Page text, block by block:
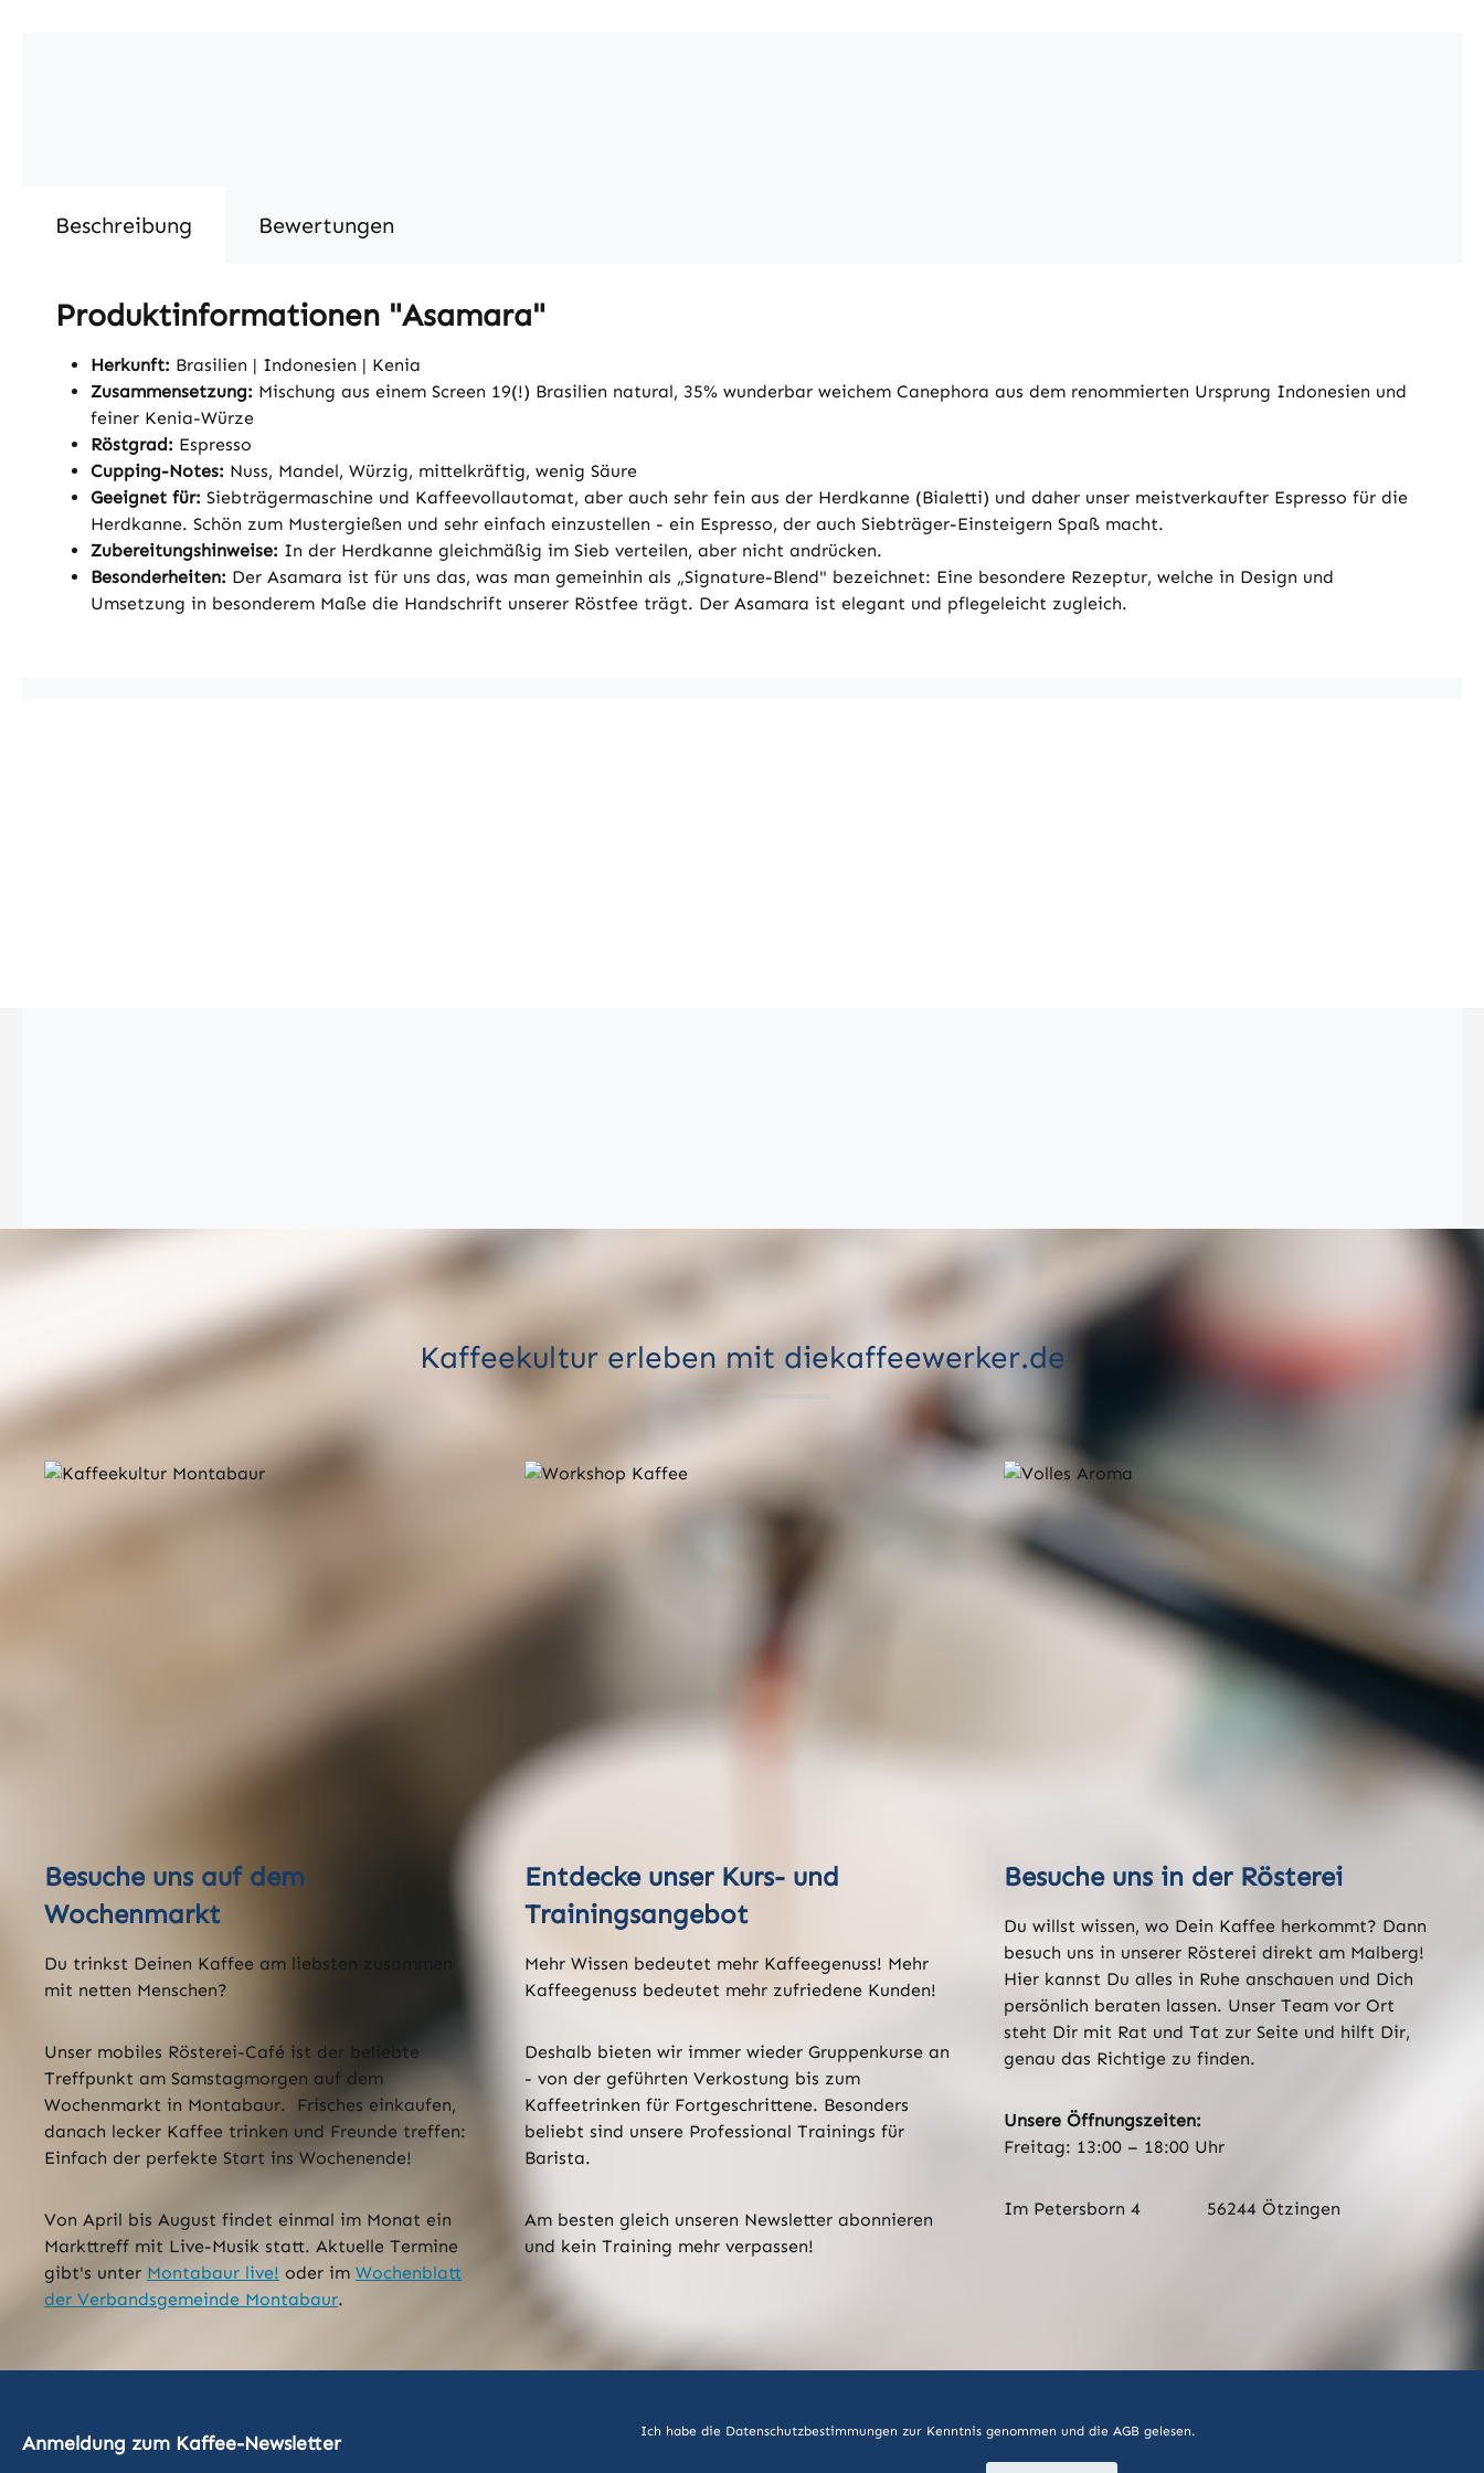
Beschreibung Bewertungen
Produktinformationen "Asamara"
Herkunft: Brasilien | Indonesien | Kenia
Zusammensetzung: Mischung aus einem Screen 19(!) Brasilien natural, 35% wunderbar weichem Canephora aus dem renommierten Ursprung Indonesien und
feiner Kenia-Würze
Röstgrad: Espresso
Cupping-Notes: Nuss, Mandel, Würzig, mittelkräftig, wenig Säure
Geeignet für: Siebträgermaschine und Kaffeevollautomat, aber auch sehr fein aus der Herdkanne (Bialetti) und daher unser meistverkaufter Espresso für die
Herdkanne. Schön zum Mustergießen und sehr einfach einzustellen - ein Espresso, der auch Siebträger-Einsteigern Spaß macht.
Zubereitungshinweise: In der Herdkanne gleichmäßig im Sieb verteilen, aber nicht andrücken.
Besonderheiten: Der Asamara ist für uns das, was man gemeinhin als „Signature-Blend" bezeichnet: Eine besondere Rezeptur, welche in Design und
Umsetzung in besonderem Maße die Handschrift unserer Röstfee trägt. Der Asamara ist elegant und pflegeleicht zugleich.
Kaffeekultur erleben mit diekaffeewerker.de
Besuche uns auf dem
Wochenmarkt
Du trinkst Deinen Kaffee am liebsten zusammen
mit netten Menschen?
Unser mobiles Rösterei-Café ist der beliebte
Treffpunkt am Samstagmorgen auf dem
Wochenmarkt in Montabaur. Frisches einkaufen,
danach lecker Kaffee trinken und Freunde treffen:
Einfach der perfekte Start ins Wochenende!
Von April bis August findet einmal im Monat ein
Markttreff mit Live-Musik statt. Aktuelle Termine
gibt's unter Montabaur live! oder im Wochenblatt
der Verbandsgemeinde Montabaur.
Entdecke unser Kurs- und
Trainingsangebot
Mehr Wissen bedeutet mehr Kaffeegenuss! Mehr
Kaffeegenuss bedeutet mehr zufriedene Kunden!
Deshalb bieten wir immer wieder Gruppenkurse an
- von der geführten Verkostung bis zum
Kaffeetrinken für Fortgeschrittene. Besonders
beliebt sind unsere Professional Trainings für
Barista.
Am besten gleich unseren Newsletter abonnieren
und kein Training mehr verpassen!
Besuche uns in der Rösterei
Du willst wissen, wo Dein Kaffee herkommt? Dann
besuch uns in unserer Rösterei direkt am Malberg!
Hier kannst Du alles in Ruhe anschauen und Dich
persönlich beraten lassen. Unser Team vor Ort
steht Dir mit Rat und Tat zur Seite und hilft Dir,
genau das Richtige zu finden.
Unsere Öffnungszeiten:
Freitag: 13:00 – 18:00 Uhr
Im Petersborn 4 56244 Ötzingen
Anmeldung zum Kaffee-Newsletter Ich habe die Datenschutzbestimmungen zur Kenntnis genommen und die AGB gelesen.